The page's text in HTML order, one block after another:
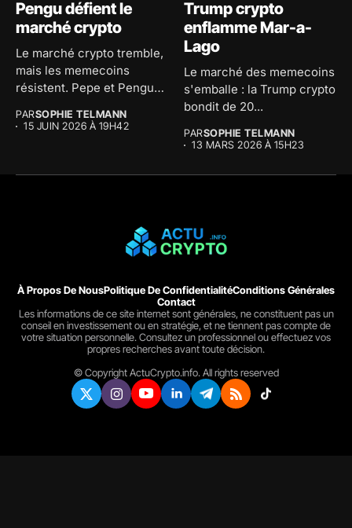
Pengu défient le
marché crypto
Le marché crypto tremble,
mais les memecoins
résistent. Pepe et Pengu
PARSOPHIE TELMANN
15 JUIN 2026 À 19H42
Trump crypto
enflamme Mar-a-
Lago
Le marché des memecoins
s'emballe : la Trump crypto
bondit de 20...
PARSOPHIE TELMANN
13 MARS 2026 À 15H23
À Propos De NousPolitique De ConfidentialitéConditions Générales
Contact
Les informations de ce site internet sont générales, ne constituent pas un
conseil en investissement ou en stratégie, et ne tiennent pas compte de
votre situation personnelle. Consultez un professionnel ou effectuez vos
propres recherches avant toute décision.
© Copyright ActuCrypto.info. All rights reserved